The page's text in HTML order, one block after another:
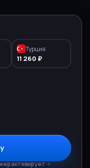
Турция
11 260 ₽
активирует→